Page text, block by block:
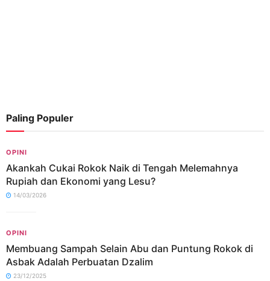
Paling Populer
OPINI
Akankah Cukai Rokok Naik di Tengah Melemahnya
Rupiah dan Ekonomi yang Lesu?
14/03/2026
OPINI
Membuang Sampah Selain Abu dan Puntung Rokok di
Asbak Adalah Perbuatan Dzalim
23/12/2025